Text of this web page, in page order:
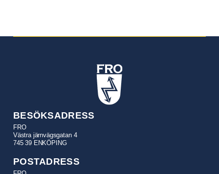
BESÖKSADRESS
FRO
Västra järnvägsgatan 4
745 39 ENKÖPING
POSTADRESS